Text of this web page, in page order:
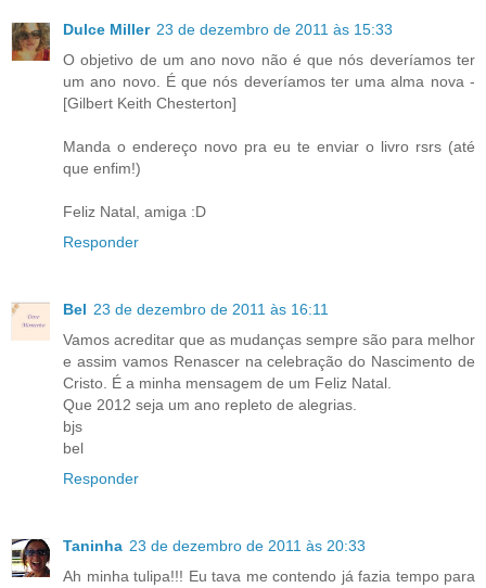
Dulce Miller 23 de dezembro de 2011 às 15:33
O objetivo de um ano novo não é que nós deveríamos ter
um ano novo. É que nós deveríamos ter uma alma nova -
[Gilbert Keith Chesterton]
Manda o endereço novo pra eu te enviar o livro rsrs (até
que enfim!)
Feliz Natal, amiga :D
Responder
Bel 23 de dezembro de 2011 às 16:11
Vamos acreditar que as mudanças sempre são para melhor
e assim vamos Renascer na celebração do Nascimento de
Cristo. É a minha mensagem de um Feliz Natal.
Que 2012 seja um ano repleto de alegrias.
bjs
bel
Responder
Taninha 23 de dezembro de 2011 às 20:33
Ah minha tulipa!!! Eu tava me contendo já fazia tempo para